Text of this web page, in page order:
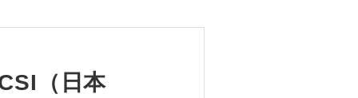
（日本